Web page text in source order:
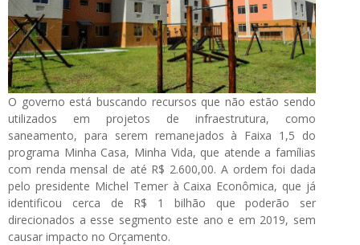
O governo está buscando recursos que não estão sendo
utilizados em projetos de infraestrutura, como
saneamento, para serem remanejados à Faixa 1,5 do
programa Minha Casa, Minha Vida, que atende a famílias
com renda mensal de até R$ 2.600,00. A ordem foi dada
pelo presidente Michel Temer à Caixa Econômica, que já
identificou cerca de R$ 1 bilhão que poderão ser
direcionados a esse segmento este ano e em 2019, sem
causar impacto no Orçamento.